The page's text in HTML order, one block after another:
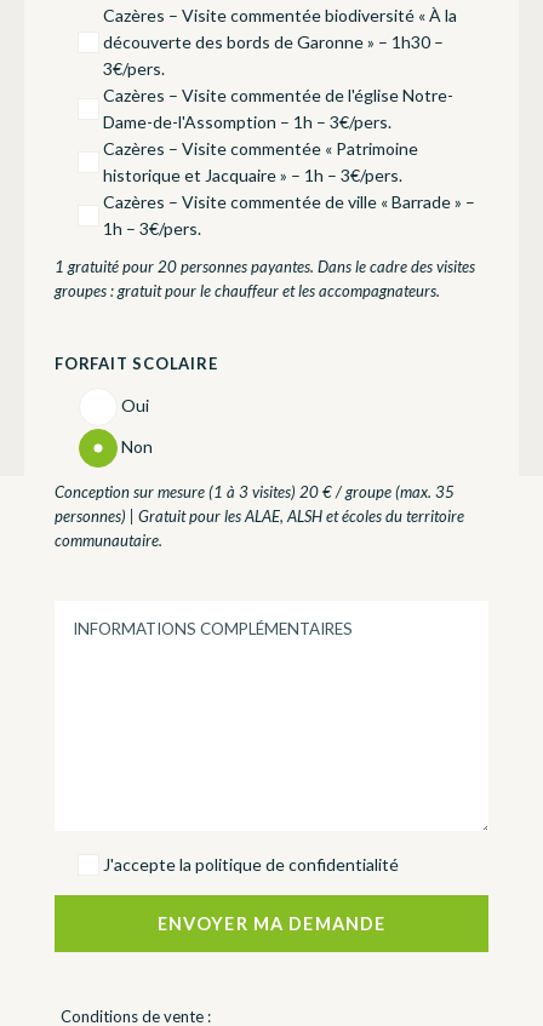
Cazères – Visite commentée biodiversité « À la
découverte des bords de Garonne » – 1h30 –
3€/pers.
Cazères – Visite commentée de l'église Notre-
Dame-de-l'Assomption – 1h – 3€/pers.
Cazères – Visite commentée « Patrimoine
historique et Jacquaire » – 1h – 3€/pers.
Cazères – Visite commentée de ville « Barrade » –
1h – 3€/pers.
1 gratuité pour 20 personnes payantes. Dans le cadre des visites
groupes : gratuit pour le chauffeur et les accompagnateurs.
FORFAIT SCOLAIRE
Oui
Non
Conception sur mesure (1 à 3 visites) 20 € / groupe (max. 35
personnes) | Gratuit pour les ALAE, ALSH et écoles du territoire
communautaire.
J'accepte la politique de confidentialité
Conditions de vente :